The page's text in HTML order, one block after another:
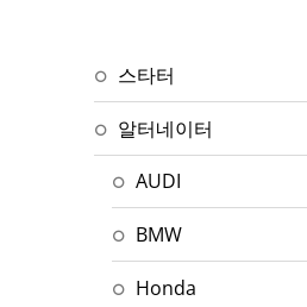
스타터
알터네이터
AUDI
BMW
Honda